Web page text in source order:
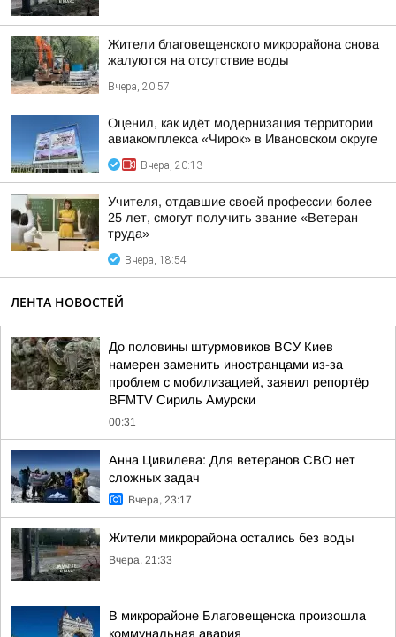
Жители благовещенского микрорайона снова
жалуются на отсутствие воды
Вчера, 20:57
Оценил, как идёт модернизация территории
авиакомплекса «Чирок» в Ивановском округе
Вчера, 20:13
Учителя, отдавшие своей профессии более
25 лет, смогут получить звание «Ветеран
труда»
Вчера, 18:54
ЛЕНТА НОВОСТЕЙ
До половины штурмовиков ВСУ Киев
намерен заменить иностранцами из-за
проблем с мобилизацией, заявил репортёр
BFMTV Сириль Амурски
00:31
Анна Цивилева: Для ветеранов СВО нет
сложных задач
Вчера, 23:17
Жители микрорайона остались без воды
Вчера, 21:33
В микрорайоне Благовещенска произошла
коммунальная авария